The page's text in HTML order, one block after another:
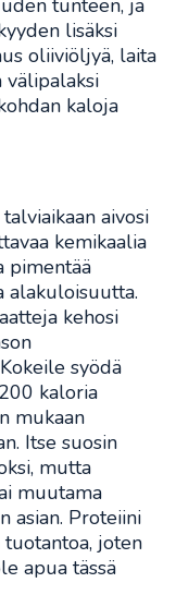
lisäksi
oliiviöljyä, laita
välipalaksi
kaloja
aivosi
kemikaalia
pimentää
alakuloisuutta.
kehosi
syödä
kaloria
mukaan
Itse suosin
mutta
muutama
asian. Proteiini
joten
apua tässä